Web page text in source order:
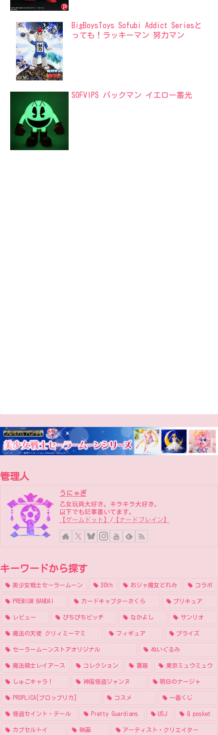
BigBoysToys Sofubi Addict Seriesと
っても！ラッキーマン 努力マン
SOFVIPS パックマン イエロー蓄光
管理人
うにゃぎ
乙女玩具大好き。キラキラ大好き。
以下でも記事書いてます。
【ゲームドット】
/【ナードブレイン】
キーワードから探す
美少女戦士セーラームーン 30th おジャ魔女どれみ コラボ
PREMIUM BANDAI カードキャプターさくら プリキュア
レビュー ぴちぴちピッチ なかよし サンリオ
魔法の天使 クリィミーマミ フィギュア プライズ
セーラームーンストアオリジナル ぬいぐるみ
魔法騎士レイアース コレクション 書籍 東京ミュウミュウ
しゅごキャラ！ 神風怪盗ジャンヌ 明日のナージャ
PROPLICA[プロップリカ] コスメ 一番くじ
怪盗セイント・テール Pretty Guardians USJ Q posket
カプセルトイ 映画 アーティスト・クリエイター